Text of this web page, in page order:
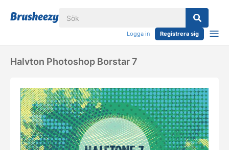
Logga in Registrera sig
Halvton Photoshop Borstar 7